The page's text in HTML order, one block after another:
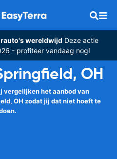
wereldwijd Deze actie
- profiteer vandaag nog!
OH
vergelijken het aanbod van
OH zodat jij dat niet hoeft te